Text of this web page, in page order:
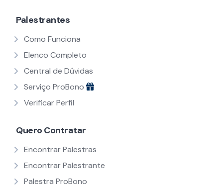
Palestrantes
Como Funciona
Elenco Completo
Central de Dúvidas
Serviço ProBono
Verificar Perfil
Quero Contratar
Encontrar Palestras
Encontrar Palestrante
Palestra ProBono